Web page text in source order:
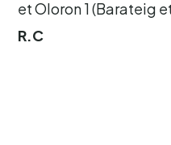
et Oloron 1 (Barateig
R.C